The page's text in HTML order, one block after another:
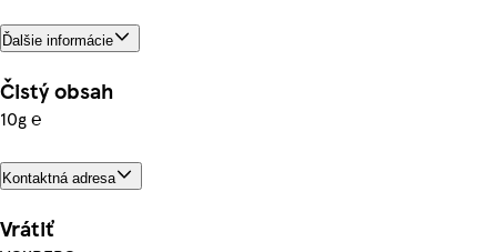
Ďalšie informácie
Čistý obsah
10g ℮
Kontaktná adresa
Vrátiť